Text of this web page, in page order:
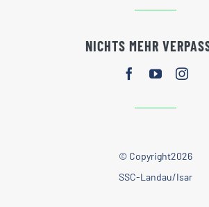
NICHTS MEHR
© Copyright2026
SSC-Landau/Isar